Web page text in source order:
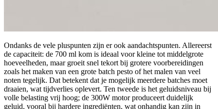
Ondanks de vele pluspunten zijn er ook aandachtspunten. Allereerst
de capaciteit: de 700 ml kom is ideaal voor kleine tot middelgrote
hoeveelheden, maar groeit snel tekort bij grotere voorbereidingen
zoals het maken van een grote batch pesto of het malen van veel
noten tegelijk. Dat betekent dat je mogelijk meerdere batches moet
draaien, wat tijdverlies oplevert. Ten tweede is het geluidsniveau bij
volle belasting vrij hoog; de 300W motor produceert duidelijk
geluid, vooral bij hardere ingrediënten, wat onhandig kan zijn in